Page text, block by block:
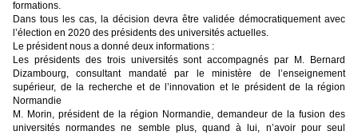
formations.
Dans tous les cas, la décision devra être validée démocratiquement avec
l’élection en 2020 des présidents des universités actuelles.
Le président nous a donné deux informations :
Les présidents des trois universités sont accompagnés par M. Bernard
Dizambourg, consultant mandaté par le ministère de l’enseignement
supérieur, de la recherche et de l’innovation et le président de la région
Normandie
M. Morin, président de la région Normandie, demandeur de la fusion des
universités normandes ne semble plus, quand à lui, n’avoir pour seul